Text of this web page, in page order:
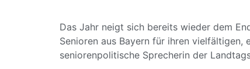
Das Jahr neigt sich bereits wieder dem
Senioren aus Bayern für ihren vielfältigen,
seniorenpolitische Sprecherin der